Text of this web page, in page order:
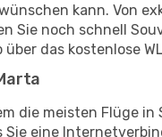
kann. Von
Sie noch schnell
das kostenlose
die meisten Flüge
Sie eine